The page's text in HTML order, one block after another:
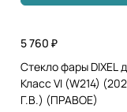
5 760 ₽
Стекло фары DIXEL
Класс VI (W214)
Г.В.) (ПРАВОЕ)